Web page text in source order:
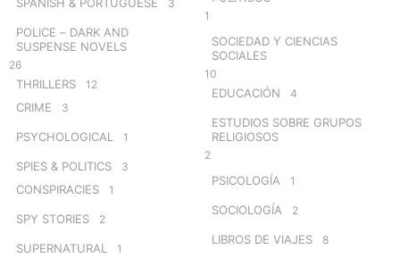
SPANISH & PORTUGUESE 3
POLICE – DARK AND
SUSPENSE NOVELS
26
THRILLERS 12
CRIME 3
PSYCHOLOGICAL 1
SPIES & POLITICS 3
CONSPIRACIES 1
SPY STORIES 2
SUPERNATURAL 1
1
SOCIEDAD Y CIENCIAS
SOCIALES
10
EDUCACIÓN 4
ESTUDIOS SOBRE GRUPOS
RELIGIOSOS
2
PSICOLOGÍA 1
SOCIOLOGÍA 2
LIBROS DE VIAJES 8